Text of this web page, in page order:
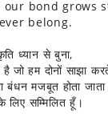
bond grows
belong.
ध्यान से बुना,
जो हम दोनों साझा
बंधन मजबूत होता
लिए सम्मिलित हूँ।